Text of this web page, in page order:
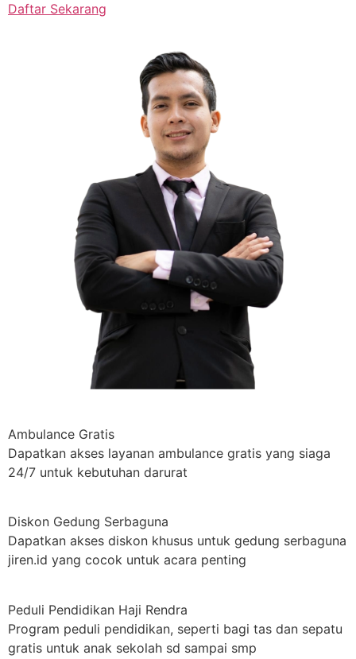
Daftar Sekarang
Ambulance Gratis
Dapatkan akses layanan ambulance gratis yang siaga
24/7 untuk kebutuhan darurat
Diskon Gedung Serbaguna
Dapatkan akses diskon khusus untuk gedung serbaguna
jiren.id yang cocok untuk acara penting
Peduli Pendidikan Haji Rendra
Program peduli pendidikan, seperti bagi tas dan sepatu
gratis untuk anak sekolah sd sampai smp